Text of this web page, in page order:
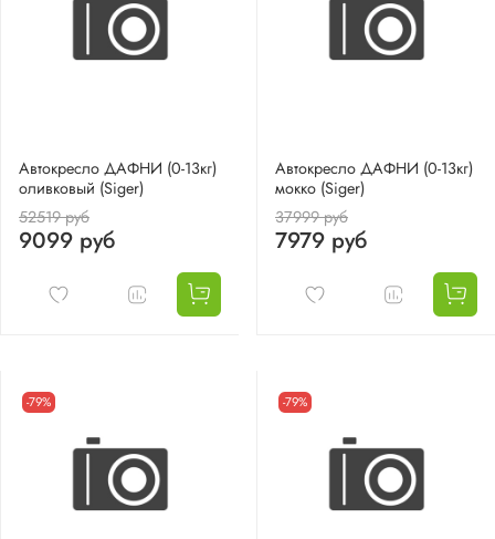
Автокресло ДАФНИ (0-13кг)
оливковый (Siger)
52519 руб
9099 руб
Автокресло ДАФНИ (0-13кг)
мокко (Siger)
37999 руб
7979 руб
-79% -79%